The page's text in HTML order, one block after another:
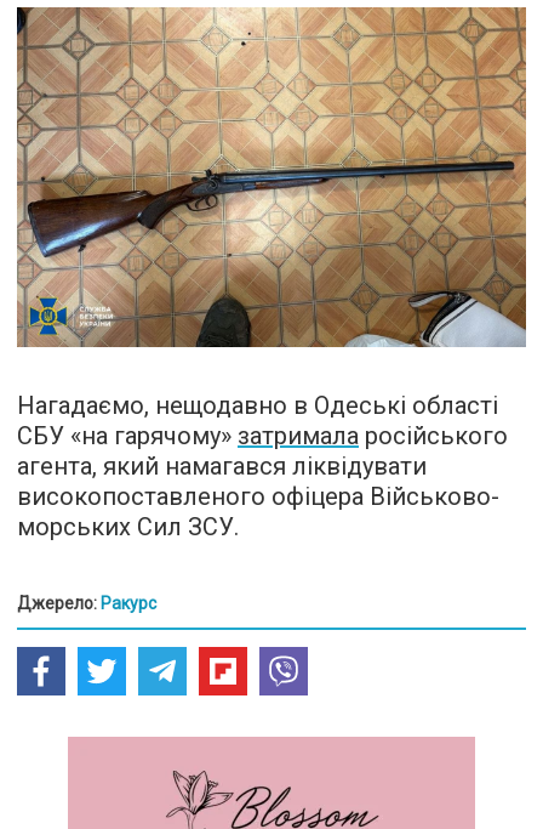
Нагадаємо, нещодавно в Одеські області
СБУ «на гарячому» затримала російського
агента, який намагався ліквідувати
високопоставленого офіцера Військово-
морських Сил ЗСУ.
Джерело: Ракурс